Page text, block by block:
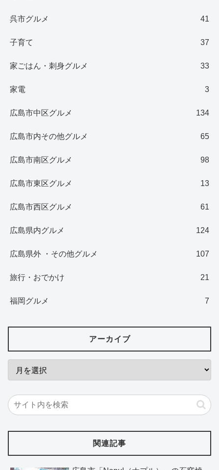
呉市グルメ 41
子育て 37
家ごはん・刺身グルメ 33
家電 3
広島市中区グルメ 134
広島市内その他グルメ 65
広島市南区グルメ 98
広島市東区グルメ 13
広島市西区グルメ 61
広島県内グルメ 124
広島県外 ・その他グルメ 107
旅行・おでかけ 21
福岡グルメ 7
アーカイブ
関連記事